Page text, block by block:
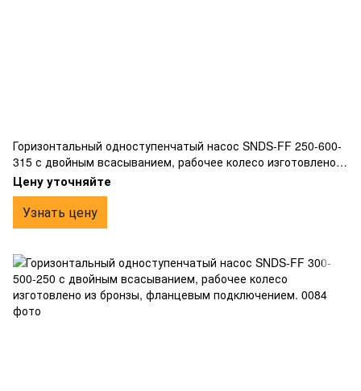
Горизонтальный одноступенчатый насос SNDS-FF 250-600-
315 с двойным всасыванием, рабочее колесо изготовлено
из бронзы, фланцевым подключением.
Цену уточняйте
Узнать цену